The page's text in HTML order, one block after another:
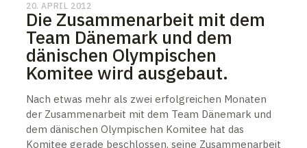
20. APRIL 2012
Die Zusammenarbeit mit dem
Team Dänemark und dem
dänischen Olympischen
Komitee wird ausgebaut.
Nach etwas mehr als zwei erfolgreichen Monaten
der Zusammenarbeit mit dem Team Dänemark und
dem dänischen Olympischen Komitee hat das
Komitee gerade beschlossen, seine Zusammenarbeit